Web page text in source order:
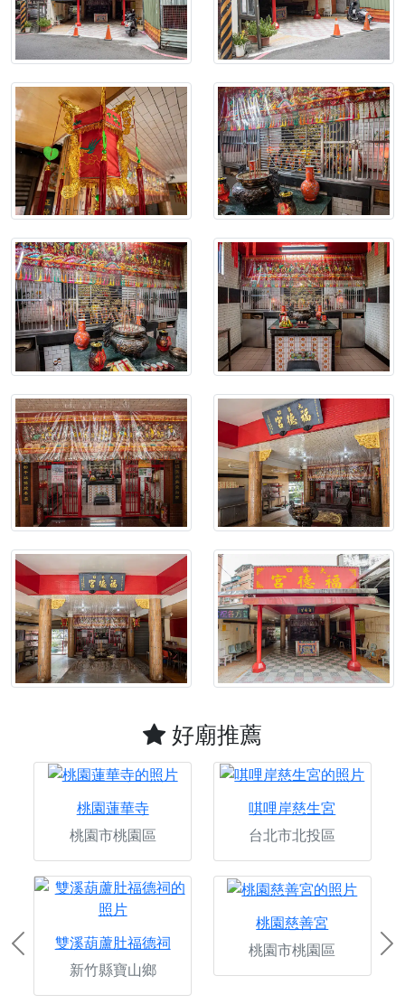
好廟推薦
桃園蓮華寺
桃園市桃園區
唭哩岸慈生宮
台北市北投區
雙溪葫蘆肚福德祠
新竹縣寶山鄉
桃園慈善宮
桃園市桃園區
Previous